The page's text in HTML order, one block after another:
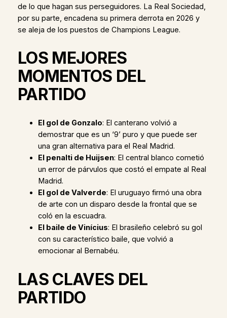
de lo que hagan sus perseguidores. La Real Sociedad,
por su parte, encadena su primera derrota en 2026 y
se aleja de los puestos de Champions League.
LOS MEJORES
MOMENTOS DEL
PARTIDO
El gol de Gonzalo: El canterano volvió a
demostrar que es un ‘9’ puro y que puede ser
una gran alternativa para el Real Madrid.
El penalti de Huijsen: El central blanco cometió
un error de párvulos que costó el empate al Real
Madrid.
El gol de Valverde: El uruguayo firmó una obra
de arte con un disparo desde la frontal que se
coló en la escuadra.
El baile de Vinícius: El brasileño celebró su gol
con su característico baile, que volvió a
emocionar al Bernabéu.
LAS CLAVES DEL
PARTIDO